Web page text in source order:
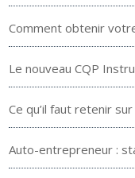
Comment obtenir
Le nouveau CQP
Ce qu’il faut retenir
Auto-entrepreneur :